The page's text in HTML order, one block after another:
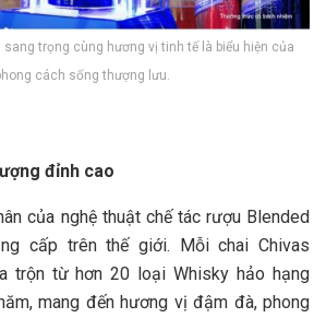
sang trọng cùng hương vị tinh tế là biểu hiện của
cách sống thượng lưu.
đỉnh cao
của nghệ thuật chế tác rượu Blended
cấp trên thế giới. Mỗi chai Chivas
trộn từ hơn 20 loại Whisky hảo hạng
mang đến hương vị đậm đà, phong